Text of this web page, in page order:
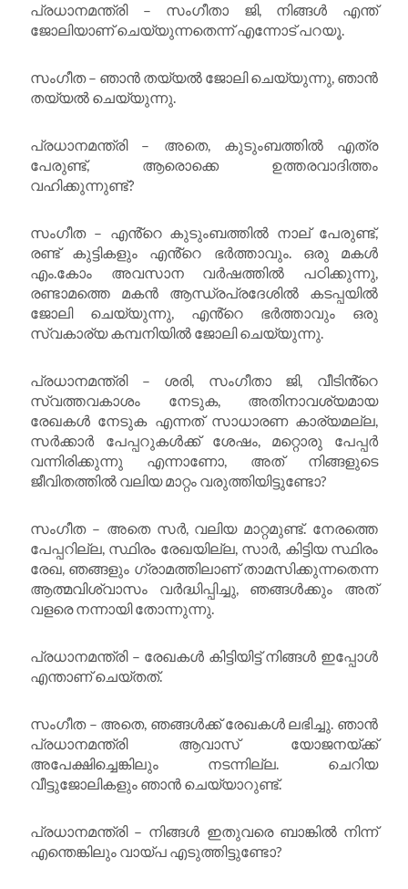
പ്രധാനമന്ത്രി – സംഗീതാ ജി, നിങ്ങൾ എന്ത്
ജോലിയാണ് ചെയ്യുന്നതെന്ന് എന്നോട് പറയൂ.
സംഗീത – ഞാൻ തയ്യൽ ജോലി ചെയ്യുന്നു, ഞാൻ
തയ്യൽ ചെയ്യുന്നു.
പ്രധാനമന്ത്രി – അതെ, കുടുംബത്തിൽ എത്ര
പേരുണ്ട്, ആരൊക്കെ ഉത്തരവാദിത്തം
വഹിക്കുന്നുണ്ട്?
സംഗീത – എൻ്റെ കുടുംബത്തിൽ നാല് പേരുണ്ട്,
രണ്ട് കുട്ടികളും എൻ്റെ ഭർത്താവും. ഒരു മകൾ
എം.കോം അവസാന വർഷത്തിൽ പഠിക്കുന്നു,
രണ്ടാമത്തെ മകൻ ആന്ധ്രപ്രദേശിൽ കടപ്പയിൽ
ജോലി ചെയ്യുന്നു, എൻ്റെ ഭർത്താവും ഒരു
സ്വകാര്യ കമ്പനിയിൽ ജോലി ചെയ്യുന്നു.
പ്രധാനമന്ത്രി – ശരി, സംഗീതാ ജി, വീടിൻ്റെ
സ്വത്തവകാശം നേടുക, അതിനാവശ്യമായ
രേഖകൾ നേടുക എന്നത് സാധാരണ കാര്യമല്ല,
സർക്കാർ പേപ്പറുകൾക്ക് ശേഷം, മറ്റൊരു പേപ്പർ
വന്നിരിക്കുന്നു എന്നാണോ, അത് നിങ്ങളുടെ
ജീവിതത്തിൽ വലിയ മാറ്റം വരുത്തിയിട്ടുണ്ടോ?
സംഗീത – അതെ സർ, വലിയ മാറ്റമുണ്ട്. നേരത്തെ
പേപ്പറില്ല, സ്ഥിരം രേഖയില്ല, സാർ, കിട്ടിയ സ്ഥിരം
രേഖ, ഞങ്ങളും ഗ്രാമത്തിലാണ് താമസിക്കുന്നതെന്ന
ആത്മവിശ്വാസം വർദ്ധിപ്പിച്ചു, ഞങ്ങൾക്കും അത്
വളരെ നന്നായി തോന്നുന്നു.
പ്രധാനമന്ത്രി – രേഖകൾ കിട്ടിയിട്ട് നിങ്ങൾ ഇപ്പോൾ
എന്താണ് ചെയ്തത്.
സംഗീത – അതെ, ഞങ്ങൾക്ക് രേഖകൾ ലഭിച്ചു. ഞാൻ
പ്രധാനമന്ത്രി ആവാസ് യോജനയ്ക്ക്
അപേക്ഷിച്ചെങ്കിലും നടന്നില്ല. ചെറിയ
വീട്ടുജോലികളും ഞാൻ ചെയ്യാറുണ്ട്.
പ്രധാനമന്ത്രി – നിങ്ങൾ ഇതുവരെ ബാങ്കിൽ നിന്ന്
എന്തെങ്കിലും വായ്പ എടുത്തിട്ടുണ്ടോ?